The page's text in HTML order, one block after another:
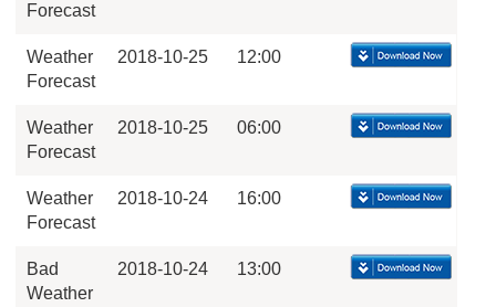
Forecast
Weather
Forecast
2018-10-25 12:00
Weather
Forecast
2018-10-25 06:00
Weather
Forecast
2018-10-24 16:00
Bad
Weather
2018-10-24 13:00